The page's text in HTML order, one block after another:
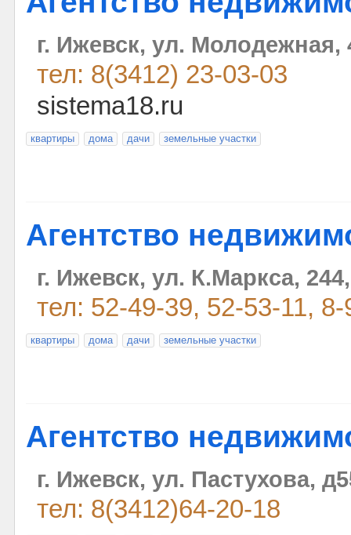
г. Ижевск, ул. Молодежная,
тел: 8(3412) 23-03-03
sistema18.ru
квартиры дома дачи земельные участки
Агентство
г. Ижевск, ул. К.Маркса,
тел: 52-49-39, 52-53-11,
квартиры дома дачи земельные участки
Агентство
г. Ижевск, ул. Пастухова,
тел: 8(3412)64-20-18